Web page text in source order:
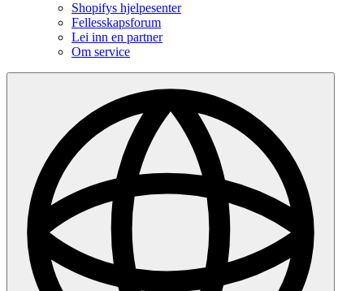
Shopifys hjelpesenter
Fellesskapsforum
Lei inn en partner
Om service